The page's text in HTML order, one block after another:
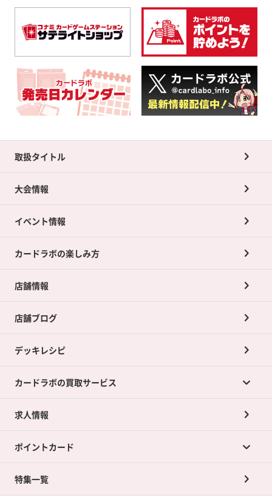
取扱タイトル
大会情報
イベント情報
カードラボの楽しみ方
店舗情報
店舗ブログ
デッキレシピ
カードラボの買取サービス
カードラボの買取サービスTOP
店舗買取について
ネット買取について
求人情報
ポイントカード
ポイントカードTOP
特集一覧